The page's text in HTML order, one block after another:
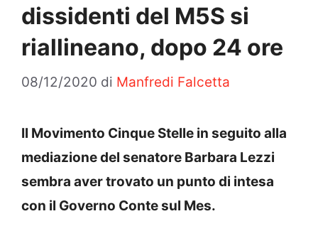
dissidenti del M5S si
riallineano, dopo 24 ore
08/12/2020 di Manfredi Falcetta
Il Movimento Cinque Stelle in seguito alla
mediazione del senatore Barbara Lezzi
sembra aver trovato un punto di intesa
con il Governo Conte sul Mes.